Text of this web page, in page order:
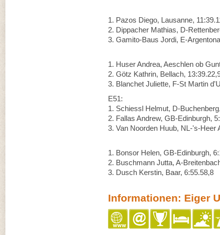
1. Pazos Diego, Lausanne,
2. Dippacher Mathias, D-
3. Gamito-Baus Jordi, E-
1. Huser Andrea, Aeschlen ob
2. Götz Kathrin, Bellach,
3. Blanchet Juliette, F-St Martin
E51:
1. Schiessl Helmut, D-
2. Fallas Andrew, GB-Edinburgh,
3. Van Noorden Huub, NL-'s-Heer
1. Bonsor Helen, GB-Edinburgh,
2. Buschmann Jutta, A-
3. Dusch Kerstin, Baar, 6:55.58,8
Informationen: Eiger